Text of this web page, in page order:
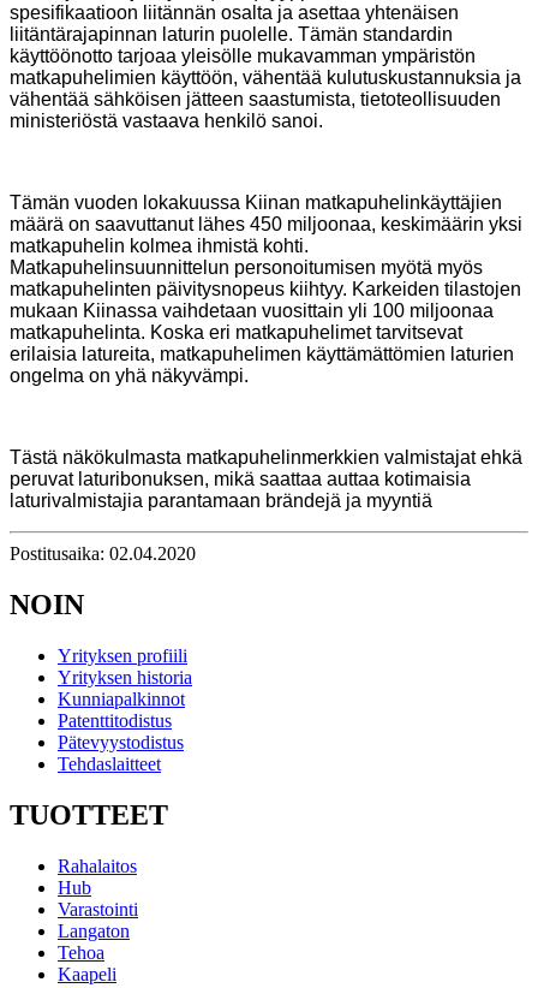
spesifikaatioon liitännän osalta ja asettaa yhtenäisen
liitäntärajapinnan laturin puolelle. Tämän standardin
käyttöönotto tarjoaa yleisölle mukavamman ympäristön
matkapuhelimien käyttöön, vähentää kulutuskustannuksia ja
vähentää sähköisen jätteen saastumista, tietoteollisuuden
ministeriöstä vastaava henkilö sanoi.
Tämän vuoden lokakuussa Kiinan matkapuhelinkäyttäjien
määrä on saavuttanut lähes 450 miljoonaa, keskimäärin yksi
matkapuhelin kolmea ihmistä kohti.
Matkapuhelinsuunnittelun personoitumisen myötä myös
matkapuhelinten päivitysnopeus kiihtyy. Karkeiden tilastojen
mukaan Kiinassa vaihdetaan vuosittain yli 100 miljoonaa
matkapuhelinta. Koska eri matkapuhelimet tarvitsevat
erilaisia ​​latureita, matkapuhelimen käyttämättömien laturien
ongelma on yhä näkyvämpi.
Tästä näkökulmasta matkapuhelinmerkkien valmistajat ehkä
peruvat laturibonuksen, mikä saattaa auttaa kotimaisia ​​
laturivalmistajia parantamaan brändejä ja myyntiä
Postitusaika: 02.04.2020
NOIN
Yrityksen profiili
Yrityksen historia
Kunniapalkinnot
Patenttitodistus
Pätevyystodistus
Tehdaslaitteet
TUOTTEET
Rahalaitos
Hub
Varastointi
Langaton
Tehoa
Kaapeli